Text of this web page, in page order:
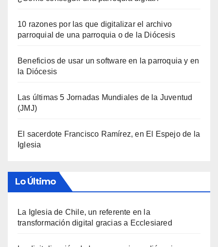
10 razones por las que digitalizar el archivo
parroquial de una parroquia o de la Diócesis
Beneficios de usar un software en la parroquia y en
la Diócesis
Las últimas 5 Jornadas Mundiales de la Juventud
(JMJ)
El sacerdote Francisco Ramírez, en El Espejo de la
Iglesia
Lo Último
La Iglesia de Chile, un referente en la
transformación digital gracias a Ecclesiared